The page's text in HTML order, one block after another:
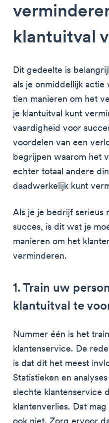
klantuitval
Dit gedeelte is
als je onmiddellijk
tien manieren om het
je klantuitval kunt
vaardigheid voor
voordelen van een
begrijpen waarom het
echter totaal andere
daadwerkelijk kunt
Als je je bedrijf serieus
succes, is dit wat je
manieren om het
verminderen.
1. Train uw
klantuitval te
Nummer één is het
klantenservice. De
is dat dit het meest
Statistieken en
slechte klantenservice
klantenverlies. Dat